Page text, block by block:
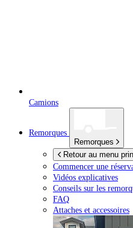
Camions
Remorques
Remorques
Retour au menu
Commencer une
Vidéos explicatives
Conseils sur les
FAQ
Attaches et accessoires